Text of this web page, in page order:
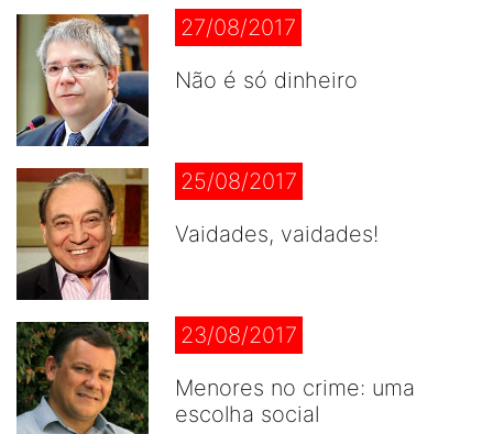
27/08/2017
Não é só dinheiro
25/08/2017
Vaidades, vaidades!
23/08/2017
Menores no crime: uma
escolha social